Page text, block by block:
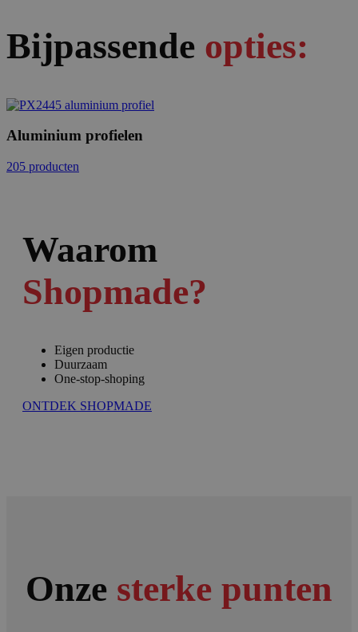
Bijpassende opties:
Aluminium profielen
205 producten
Waarom
Shopmade?
Eigen productie
Duurzaam
One-stop-shoping
ONTDEK SHOPMADE
Onze sterke punten